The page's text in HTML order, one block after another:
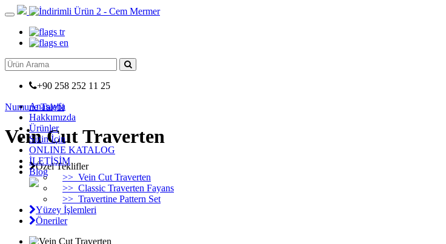
+90 258 252 11 25
Anasayfa
Hakkımızda
Ürünler
Sizin İçin
ONLINE KATALOG
İLETİŞİM
Blog
Numune Talebi
Vein Cut Traverten
Özel Teklifler
>> Vein Cut Traverten
>> Classic Traverten Fayans
>> Travertine Pattern Set
Yüzey İşlemleri
Öneriler